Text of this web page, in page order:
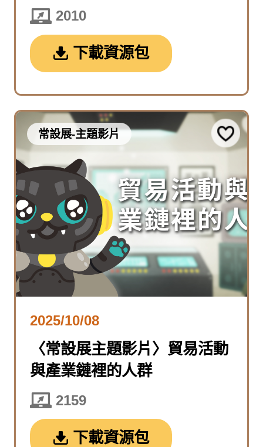
2010
下載資源包
常設展-主題影片
2025/10/08
〈常設展主題影片〉貿易活動
與產業鏈裡的人群
2159
下載資源包